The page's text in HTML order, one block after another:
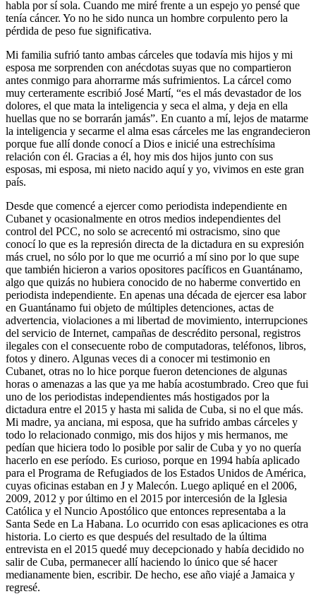
habla por sí sola. Cuando me miré frente a un espejo yo pensé que
tenía cáncer. Yo no he sido nunca un hombre corpulento pero la
pérdida de peso fue significativa.
Mi familia sufrió tanto ambas cárceles que todavía mis hijos y mi
esposa me sorprenden con anécdotas suyas que no compartieron
antes conmigo para ahorrarme más sufrimientos. La cárcel como
muy certeramente escribió José Martí, “es el más devastador de los
dolores, el que mata la inteligencia y seca el alma, y deja en ella
huellas que no se borrarán jamás”. En cuanto a mí, lejos de matarme
la inteligencia y secarme el alma esas cárceles me las engrandecieron
porque fue allí donde conocí a Dios e inicié una estrechísima
relación con él. Gracias a él, hoy mis dos hijos junto con sus
esposas, mi esposa, mi nieto nacido aquí y yo, vivimos en este gran
país.
Desde que comencé a ejercer como periodista independiente en
Cubanet y ocasionalmente en otros medios independientes del
control del PCC, no solo se acrecentó mi ostracismo, sino que
conocí lo que es la represión directa de la dictadura en su expresión
más cruel, no sólo por lo que me ocurrió a mí sino por lo que supe
que también hicieron a varios opositores pacíficos en Guantánamo,
algo que quizás no hubiera conocido de no haberme convertido en
periodista independiente. En apenas una década de ejercer esa labor
en Guantánamo fui objeto de múltiples detenciones, actas de
advertencia, violaciones a mi libertad de movimiento, interrupciones
del servicio de Internet, campañas de descrédito personal, registros
ilegales con el consecuente robo de computadoras, teléfonos, libros,
fotos y dinero. Algunas veces di a conocer mi testimonio en
Cubanet, otras no lo hice porque fueron detenciones de algunas
horas o amenazas a las que ya me había acostumbrado. Creo que fui
uno de los periodistas independientes más hostigados por la
dictadura entre el 2015 y hasta mi salida de Cuba, si no el que más.
Mi madre, ya anciana, mi esposa, que ha sufrido ambas cárceles y
todo lo relacionado conmigo, mis dos hijos y mis hermanos, me
pedían que hiciera todo lo posible por salir de Cuba y yo no quería
hacerlo en ese período. Es curioso, porque en 1994 había aplicado
para el Programa de Refugiados de los Estados Unidos de América,
cuyas oficinas estaban en J y Malecón. Luego apliqué en el 2006,
2009, 2012 y por último en el 2015 por intercesión de la Iglesia
Católica y el Nuncio Apostólico que entonces representaba a la
Santa Sede en La Habana. Lo ocurrido con esas aplicaciones es otra
historia. Lo cierto es que después del resultado de la última
entrevista en el 2015 quedé muy decepcionado y había decidido no
salir de Cuba, permanecer allí haciendo lo único que sé hacer
medianamente bien, escribir. De hecho, ese año viajé a Jamaica y
regresé.